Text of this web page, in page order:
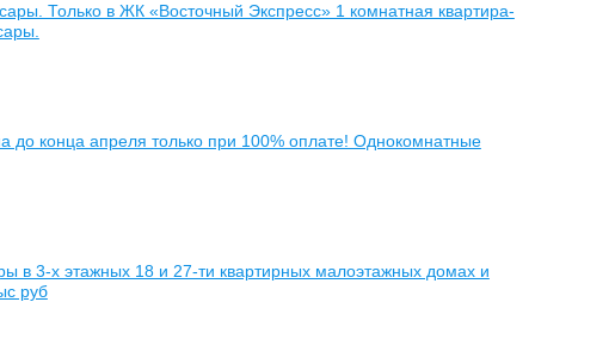
Только в ЖК «Восточный Экспресс» 1 комнатная квартира-
до конца апреля только при 100% оплате! Однокомнатные
в 3-х этажных 18 и 27-ти квартирных малоэтажных домах и
руб